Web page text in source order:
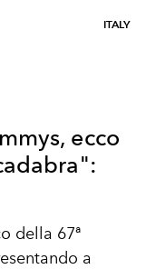
ITALY
ecco
della 67ª
a